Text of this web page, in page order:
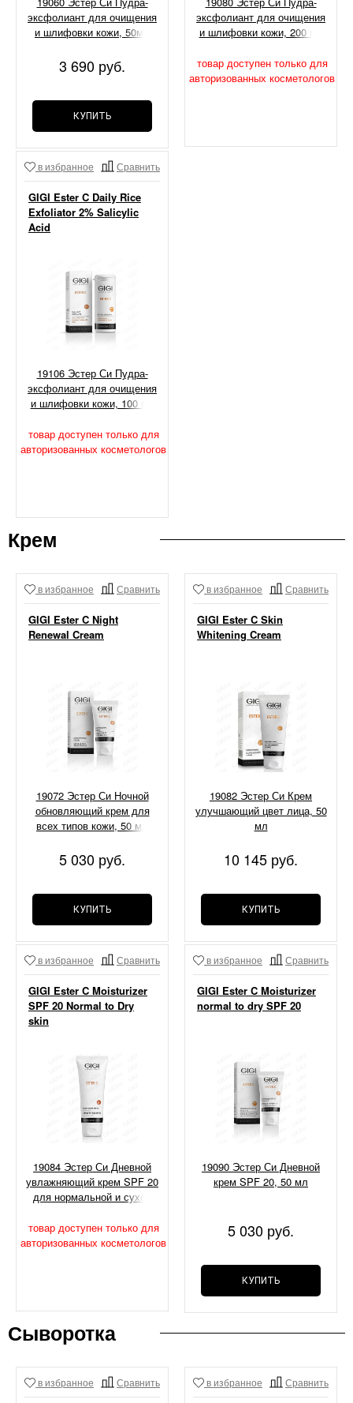
эксфолиант для очищения
и шлифовки кожи, 50мл
3 690 руб.
КУПИТЬ
эксфолиант для очищения
и шлифовки кожи, 200 мл
товар доступен только для
авторизованных косметологов
в избранное Сравнить
GIGI Ester C Daily Rice
Exfoliator 2% Salicylic
Acid
19106 Эстер Си Пудра-
эксфолиант для очищения
и шлифовки кожи, 100 мл
товар доступен только для
авторизованных косметологов
Крем
в избранное Сравнить
GIGI Ester C Night
Renewal Cream
19072 Эстер Си Ночной
обновляющий крем для
всех типов кожи, 50 мл
5 030 руб.
КУПИТЬ
в избранное Сравнить
GIGI Ester C Skin
Whitening Cream
19082 Эстер Си Крем
улучшающий цвет лица, 50
мл
10 145 руб.
КУПИТЬ
в избранное Сравнить
GIGI Ester C Moisturizer
SPF 20 Normal to Dry
skin
19084 Эстер Си Дневной
увлажняющий крем SPF 20
для нормальной и сухой
товар доступен только для
авторизованных косметологов
в избранное Сравнить
GIGI Ester C Moisturizer
normal to dry SPF 20
19090 Эстер Си Дневной
крем SPF 20, 50 мл
5 030 руб.
КУПИТЬ
Сыворотка
в избранное Сравнить в избранное Сравнить